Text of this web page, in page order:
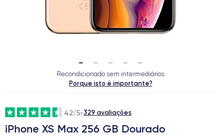
Recondicionado sem intermediários
Porque isto é importante?
4.2/5-329 avaliações
iPhone XS Max 256 GB Dourado